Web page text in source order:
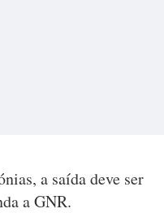
a saída deve ser
a GNR.